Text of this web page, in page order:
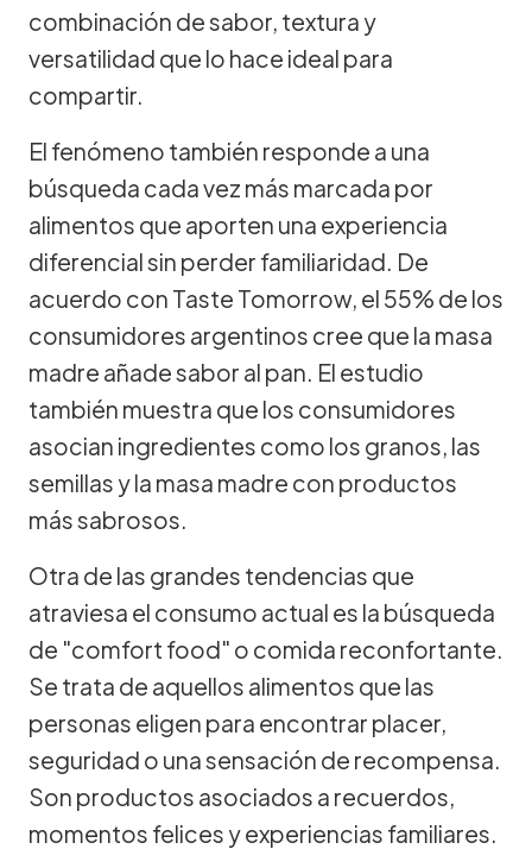
combinación de sabor, textura y
versatilidad que lo hace ideal para
compartir.
El fenómeno también responde a una
búsqueda cada vez más marcada por
alimentos que aporten una experiencia
diferencial sin perder familiaridad. De
acuerdo con Taste Tomorrow, el 55% de los
consumidores argentinos cree que la masa
madre añade sabor al pan. El estudio
también muestra que los consumidores
asocian ingredientes como los granos, las
semillas y la masa madre con productos
más sabrosos.
Otra de las grandes tendencias que
atraviesa el consumo actual es la búsqueda
de "comfort food" o comida reconfortante.
Se trata de aquellos alimentos que las
personas eligen para encontrar placer,
seguridad o una sensación de recompensa.
Son productos asociados a recuerdos,
momentos felices y experiencias familiares.